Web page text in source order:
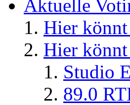
Aktuelle
Hier
Hier
Studio
89.0